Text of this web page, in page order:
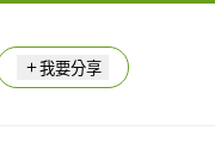
我要分享